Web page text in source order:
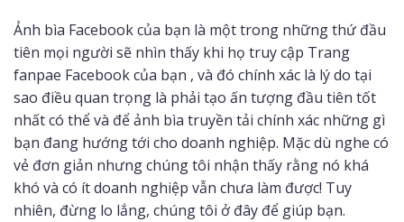
Ảnh bìa Facebook của bạn là một trong những thứ đầu
tiên mọi người sẽ nhìn thấy khi họ truy cập Trang
fanpae Facebook của bạn , và đó chính xác là lý do tại
sao điều quan trọng là phải tạo ấn tượng đầu tiên tốt
nhất có thể và để ảnh bìa truyền tải chính xác những gì
bạn đang hướng tới cho doanh nghiệp. Mặc dù nghe có
vẻ đơn giản nhưng chúng tôi nhận thấy rằng nó khá
khó và có ít doanh nghiệp vẫn chưa làm được! Tuy
nhiên, đừng lo lắng, chúng tôi ở đây để giúp bạn.